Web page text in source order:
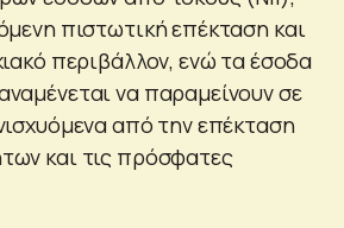
πιστωτική επέκταση και
περιβάλλον, ενώ τα έσοδα
να παραμείνουν σε
από την επέκταση
και τις πρόσφατες